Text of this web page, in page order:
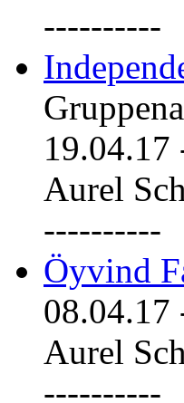
----------
19.04.17
Aurel
----------
Öyvind
08.04.17
Aurel
----------